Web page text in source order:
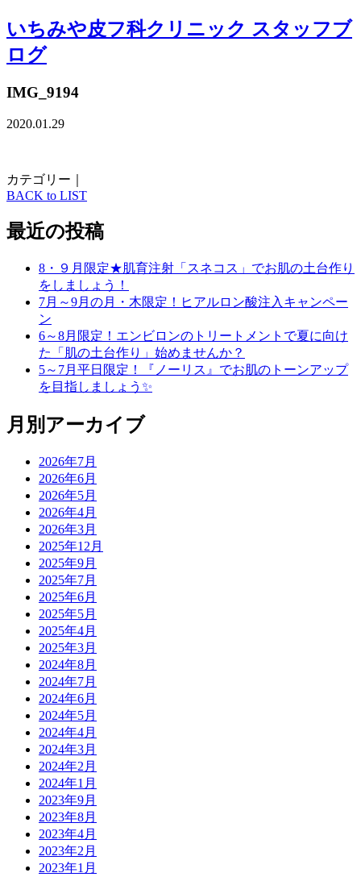
いちみや皮フ科クリニック スタッフブ
ログ
IMG_9194
2020.01.29
カテゴリー｜
BACK to LIST
最近の投稿
8・９月限定★肌育注射「スネコス」でお肌の土台作り
をしましょう！
7月～9月の月・木限定！ヒアルロン酸注入キャンペー
ン
6～8月限定！エンビロンのトリートメントで夏に向け
た「肌の土台作り」始めませんか？
5～7月平日限定！『ノーリス』でお肌のトーンアップ
を目指しましょう✨
月別アーカイブ
2026年7月
2026年6月
2026年5月
2026年4月
2026年3月
2025年12月
2025年9月
2025年7月
2025年6月
2025年5月
2025年4月
2025年3月
2024年8月
2024年7月
2024年6月
2024年5月
2024年4月
2024年3月
2024年2月
2024年1月
2023年9月
2023年8月
2023年4月
2023年2月
2023年1月